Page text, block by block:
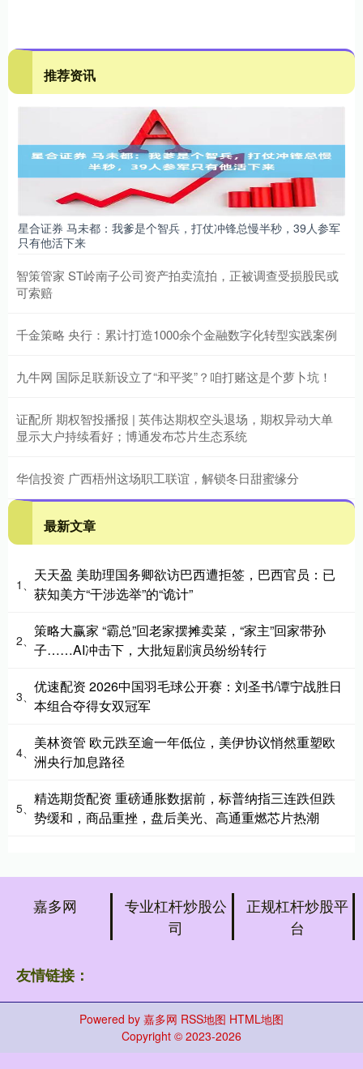
推荐资讯
星合证券 马未都：我爹是个智兵，打仗冲锋总慢半秒，39人参军
只有他活下来
智策管家 ST岭南子公司资产拍卖流拍，正被调查受损股民或
可索赔
千金策略 央行：累计打造1000余个金融数字化转型实践案例
九牛网 国际足联新设立了“和平奖”？咱打赌这是个萝卜坑！
证配所 期权智投播报 | 英伟达期权空头退场，期权异动大单
显示大户持续看好；博通发布芯片生态系统
华信投资 广西梧州这场职工联谊，解锁冬日甜蜜缘分
最新文章
1、
天天盈 美助理国务卿欲访巴西遭拒签，巴西官员：已
获知美方“干涉选举”的“诡计”
2、
策略大赢家 “霸总”回老家摆摊卖菜，“家主”回家带孙
子……AI冲击下，大批短剧演员纷纷转行
3、
优速配资 2026中国羽毛球公开赛：刘圣书/谭宁战胜日
本组合夺得女双冠军
4、
美林资管 欧元跌至逾一年低位，美伊协议悄然重塑欧
洲央行加息路径
5、
精选期货配资 重磅通胀数据前，标普纳指三连跌但跌
势缓和，商品重挫，盘后美光、高通重燃芯片热潮
嘉多网
专业杠杆炒股公
司
正规杠杆炒股平
台
友情链接：
Powered by 嘉多网 RSS地图 HTML地图
Copyright © 2023-2026